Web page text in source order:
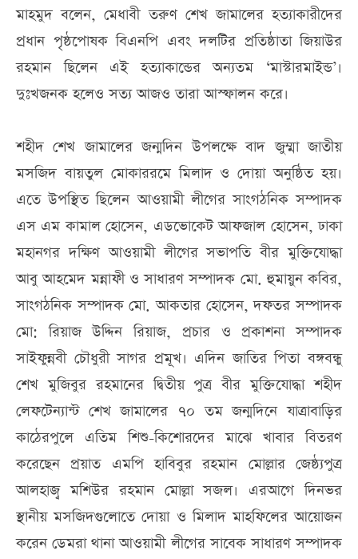
মাহমুদ বলেন, মেধাবী তরুণ শেখ জামালের হত্যাকারীদের
প্রধান পৃষ্ঠপোষক বিএনপি এবং দলটির প্রতিষ্ঠাতা জিয়াউর
রহমান ছিলেন এই হত্যাকান্ডের অন্যতম ‘মাস্টারমাইন্ড’।
দুঃখজনক হলেও সত্য আজও তারা আস্ফালন করে।
শহীদ শেখ জামালের জন্মদিন উপলক্ষে বাদ জুম্মা জাতীয়
মসজিদ বায়তুল মোকাররমে মিলাদ ও দোয়া অনুষ্ঠিত হয়।
এতে উপস্থিত ছিলেন আওয়ামী লীগের সাংগঠনিক সম্পাদক
এস এম কামাল হোসেন, এডভোকেট আফজাল হোসেন, ঢাকা
মহানগর দক্ষিণ আওয়ামী লীগের সভাপতি বীর মুক্তিযোদ্ধা
আবু আহমেদ মন্নাফী ও সাধারণ সম্পাদক মো. হুমায়ুন কবির,
সাংগঠনিক সম্পাদক মো. আকতার হোসেন, দফতর সম্পাদক
মো: রিয়াজ উদ্দিন রিয়াজ, প্রচার ও প্রকাশনা সম্পাদক
সাইফুন্নবী চৌধুরী সাগর প্রমূখ। এদিন জাতির পিতা বঙ্গবন্ধু
শেখ মুজিবুর রহমানের দ্বিতীয় পুত্র বীর মুক্তিযোদ্ধা শহীদ
লেফটেন্যান্ট শেখ জামালের ৭০ তম জন্মদিনে যাত্রাবাড়ির
কাঠেরপুলে এতিম শিশু-কিশোরদের মাঝে খাবার বিতরণ
করেছেন প্রয়াত এমপি হাবিবুর রহমান মোল্লার জেষ্ঠ্যপুত্র
আলহাজ্ব মশিউর রহমান মোল্লা সজল। এরআগে দিনভর
স্থানীয় মসজিদগুলোতে দোয়া ও মিলাদ মাহফিলের আয়োজন
করেন ডেমরা থানা আওয়ামী লীগের সাবেক সাধারণ সম্পাদক